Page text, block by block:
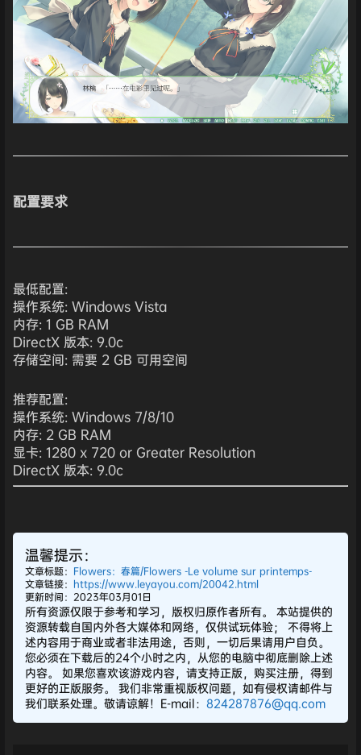
配置要求
最低配置:
操作系统: Windows Vista
内存: 1 GB RAM
DirectX 版本: 9.0c
存储空间: 需要 2 GB 可用空间
推荐配置:
操作系统: Windows 7/8/10
内存: 2 GB RAM
显卡: 1280 x 720 or Greater Resolution
DirectX 版本: 9.0c
温馨提示：
文章标题： Flowers：春篇/Flowers -Le volume sur printemps-
文章链接： https://www.leyayou.com/20042.html
更新时间：2023年03月01日
所有资源仅限于参考和学习，版权归原作者所有。 本站提供的
资源转载自国内外各大媒体和网络，仅供试玩体验； 不得将上
述内容用于商业或者非法用途，否则，一切后果请用户自负。
您必须在下载后的24个小时之内，从您的电脑中彻底删除上述
内容。 如果您喜欢该游戏内容，请支持正版，购买注册，得到
更好的正版服务。 我们非常重视版权问题，如有侵权请邮件与
我们联系处理。敬请谅解！E-mail： 824287876@qq.com